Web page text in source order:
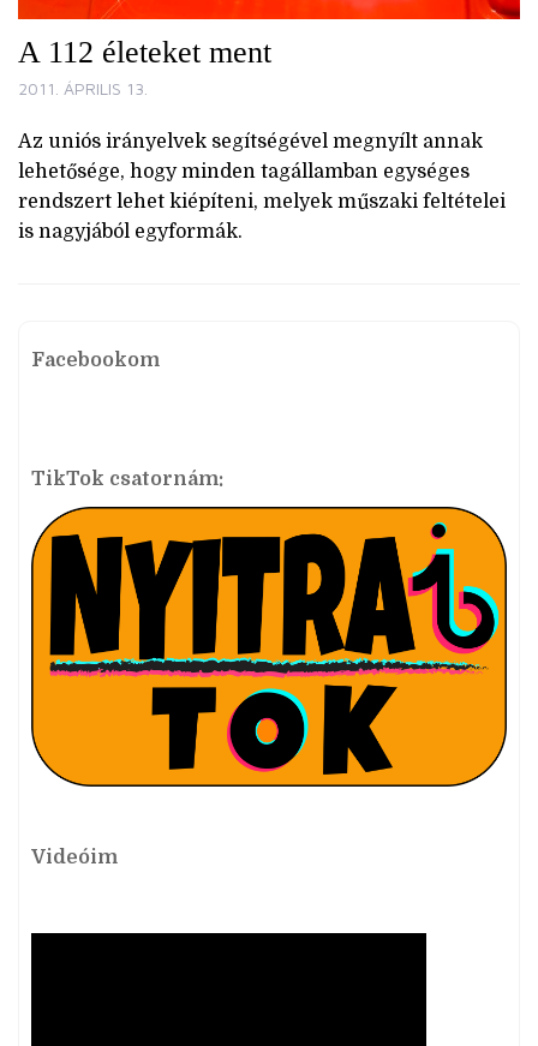
A 112 életeket ment
2011. ÁPRILIS 13.
Az uniós irányelvek segítségével megnyílt annak
lehetősége, hogy minden tagállamban egységes
rendszert lehet kiépíteni, melyek műszaki feltételei
is nagyjából egyformák.
Facebookom
TikTok csatornám:
Videóim